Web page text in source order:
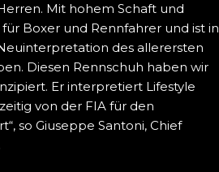
Mit hohem Schaft und
Boxer und Rennfahrer und ist in
des allerersten
Diesen Rennschuh haben wir
Er interpretiert Lifestyle
von der FIA für den
so Giuseppe Santoni, Chief